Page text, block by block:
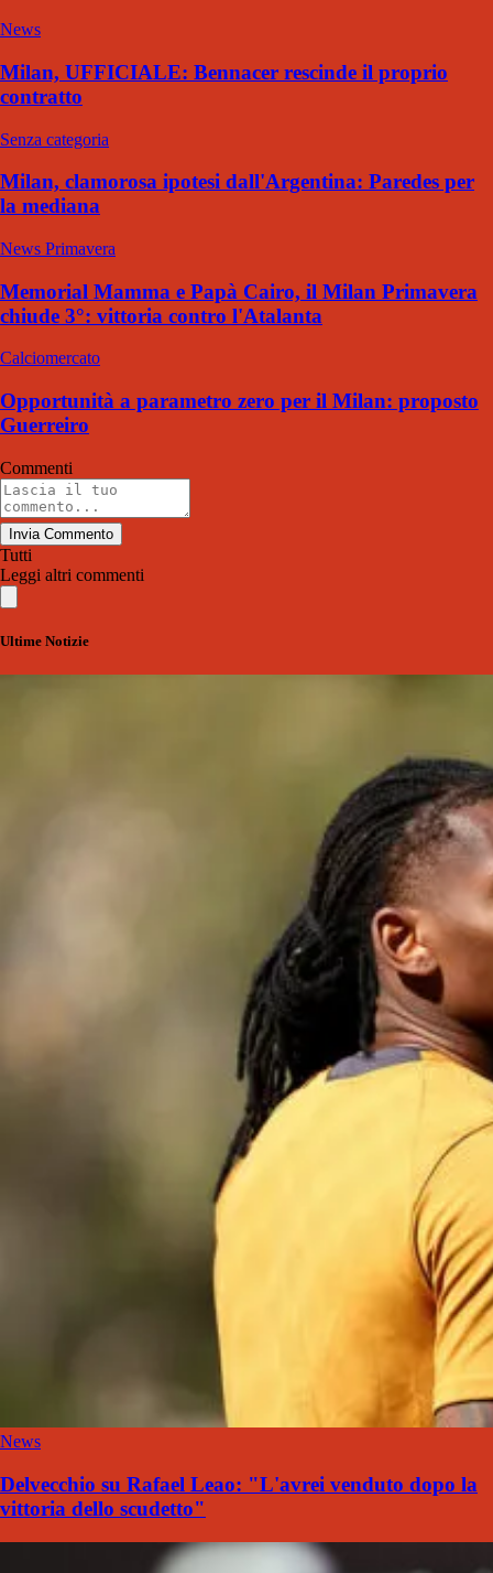
News
Milan, UFFICIALE: Bennacer rescinde il proprio
contratto
Senza categoria
Milan, clamorosa ipotesi dall'Argentina: Paredes per
la mediana
News Primavera
Memorial Mamma e Papà Cairo, il Milan Primavera
chiude 3°: vittoria contro l'Atalanta
Calciomercato
Opportunità a parametro zero per il Milan: proposto
Guerreiro
Commenti
Invia Commento
Tutti
Leggi altri commenti
Ultime Notizie
News
Delvecchio su Rafael Leao: "L'avrei venduto dopo la
vittoria dello scudetto"